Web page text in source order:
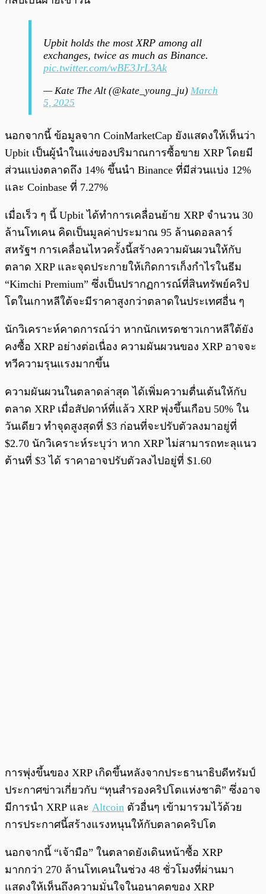
Upbit holds the most XRP among all
exchanges, twice as much as Binance.
pic.twitter.com/wBE3JrL3Ak
— Kate The Alt (@kate_young_ju) March
5, 2025
นอกจากนี้ ข้อมูลจาก CoinMarketCap ยังแสดงให้เห็นว่า
Upbit เป็นผู้นำในแง่ของปริมาณการซื้อขาย XRP โดยมี
ส่วนแบ่งตลาดถึง 14% ขึ้นนำ Binance ที่มีส่วนแบ่ง 12%
และ Coinbase ที่ 7.27%
เมื่อเร็ว ๆ นี้ Upbit ได้ทำการเคลื่อนย้าย XRP จำนวน 30
ล้านโทเคน คิดเป็นมูลค่าประมาณ 95 ล้านดอลลาร์
สหรัฐฯ การเคลื่อนไหวครั้งนี้สร้างความผันผวนให้กับ
ตลาด XRP และจุดประกายให้เกิดการเก็งกำไรในธีม
“Kimchi Premium” ซึ่งเป็นปรากฏการณ์ที่สินทรัพย์คริป
โตในเกาหลีใต้จะมีราคาสูงกว่าตลาดในประเทศอื่น ๆ
นักวิเคราะห์คาดการณ์ว่า หากนักเทรดชาวเกาหลีใต้ยัง
คงซื้อ XRP อย่างต่อเนื่อง ความผันผวนของ XRP อาจจะ
ทวีความรุนแรงมากขึ้น
ความผันผวนในตลาดล่าสุด ได้เพิ่มความตื่นเต้นให้กับ
ตลาด XRP เมื่อสัปดาห์ที่แล้ว XRP พุ่งขึ้นเกือบ 50% ใน
วันเดียว ทำจุดสูงสุดที่ $3 ก่อนที่จะปรับตัวลงมาอยู่ที่
$2.70 นักวิเคราะห์ระบุว่า หาก XRP ไม่สามารถทะลุแนว
ต้านที่ $3 ได้ ราคาอาจปรับตัวลงไปอยู่ที่ $1.60
การพุ่งขึ้นของ XRP เกิดขึ้นหลังจากประธานาธิบดีทรัมป์
ประกาศข่าวเกี่ยวกับ “ทุนสำรองคริปโตแห่งชาติ” ซึ่งอาจ
มีการนำ XRP และ Altcoin ตัวอื่นๆ เข้ามารวมไว้ด้วย
การประกาศนี้สร้างแรงหนุนให้กับตลาดคริปโต
นอกจากนี้ “เจ้ามือ” ในตลาดยังเดินหน้าซื้อ XRP
มากกว่า 270 ล้านโทเคนในช่วง 48 ชั่วโมงที่ผ่านมา
แสดงให้เห็นถึงความมั่นใจในอนาคตของ XRP